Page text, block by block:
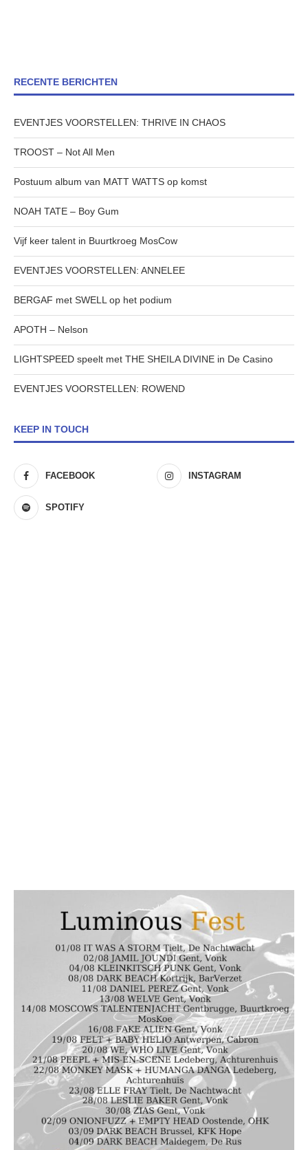
RECENTE BERICHTEN
EVENTJES VOORSTELLEN: THRIVE IN CHAOS
TROOST – Not All Men
Postuum album van MATT WATTS op komst
NOAH TATE – Boy Gum
Vijf keer talent in Buurtkroeg MosCow
EVENTJES VOORSTELLEN: ANNELEE
BERGAF met SWELL op het podium
APOTH – Nelson
LIGHTSPEED speelt met THE SHEILA DIVINE in De Casino
EVENTJES VOORSTELLEN: ROWEND
KEEP IN TOUCH
FACEBOOK INSTAGRAM
SPOTIFY